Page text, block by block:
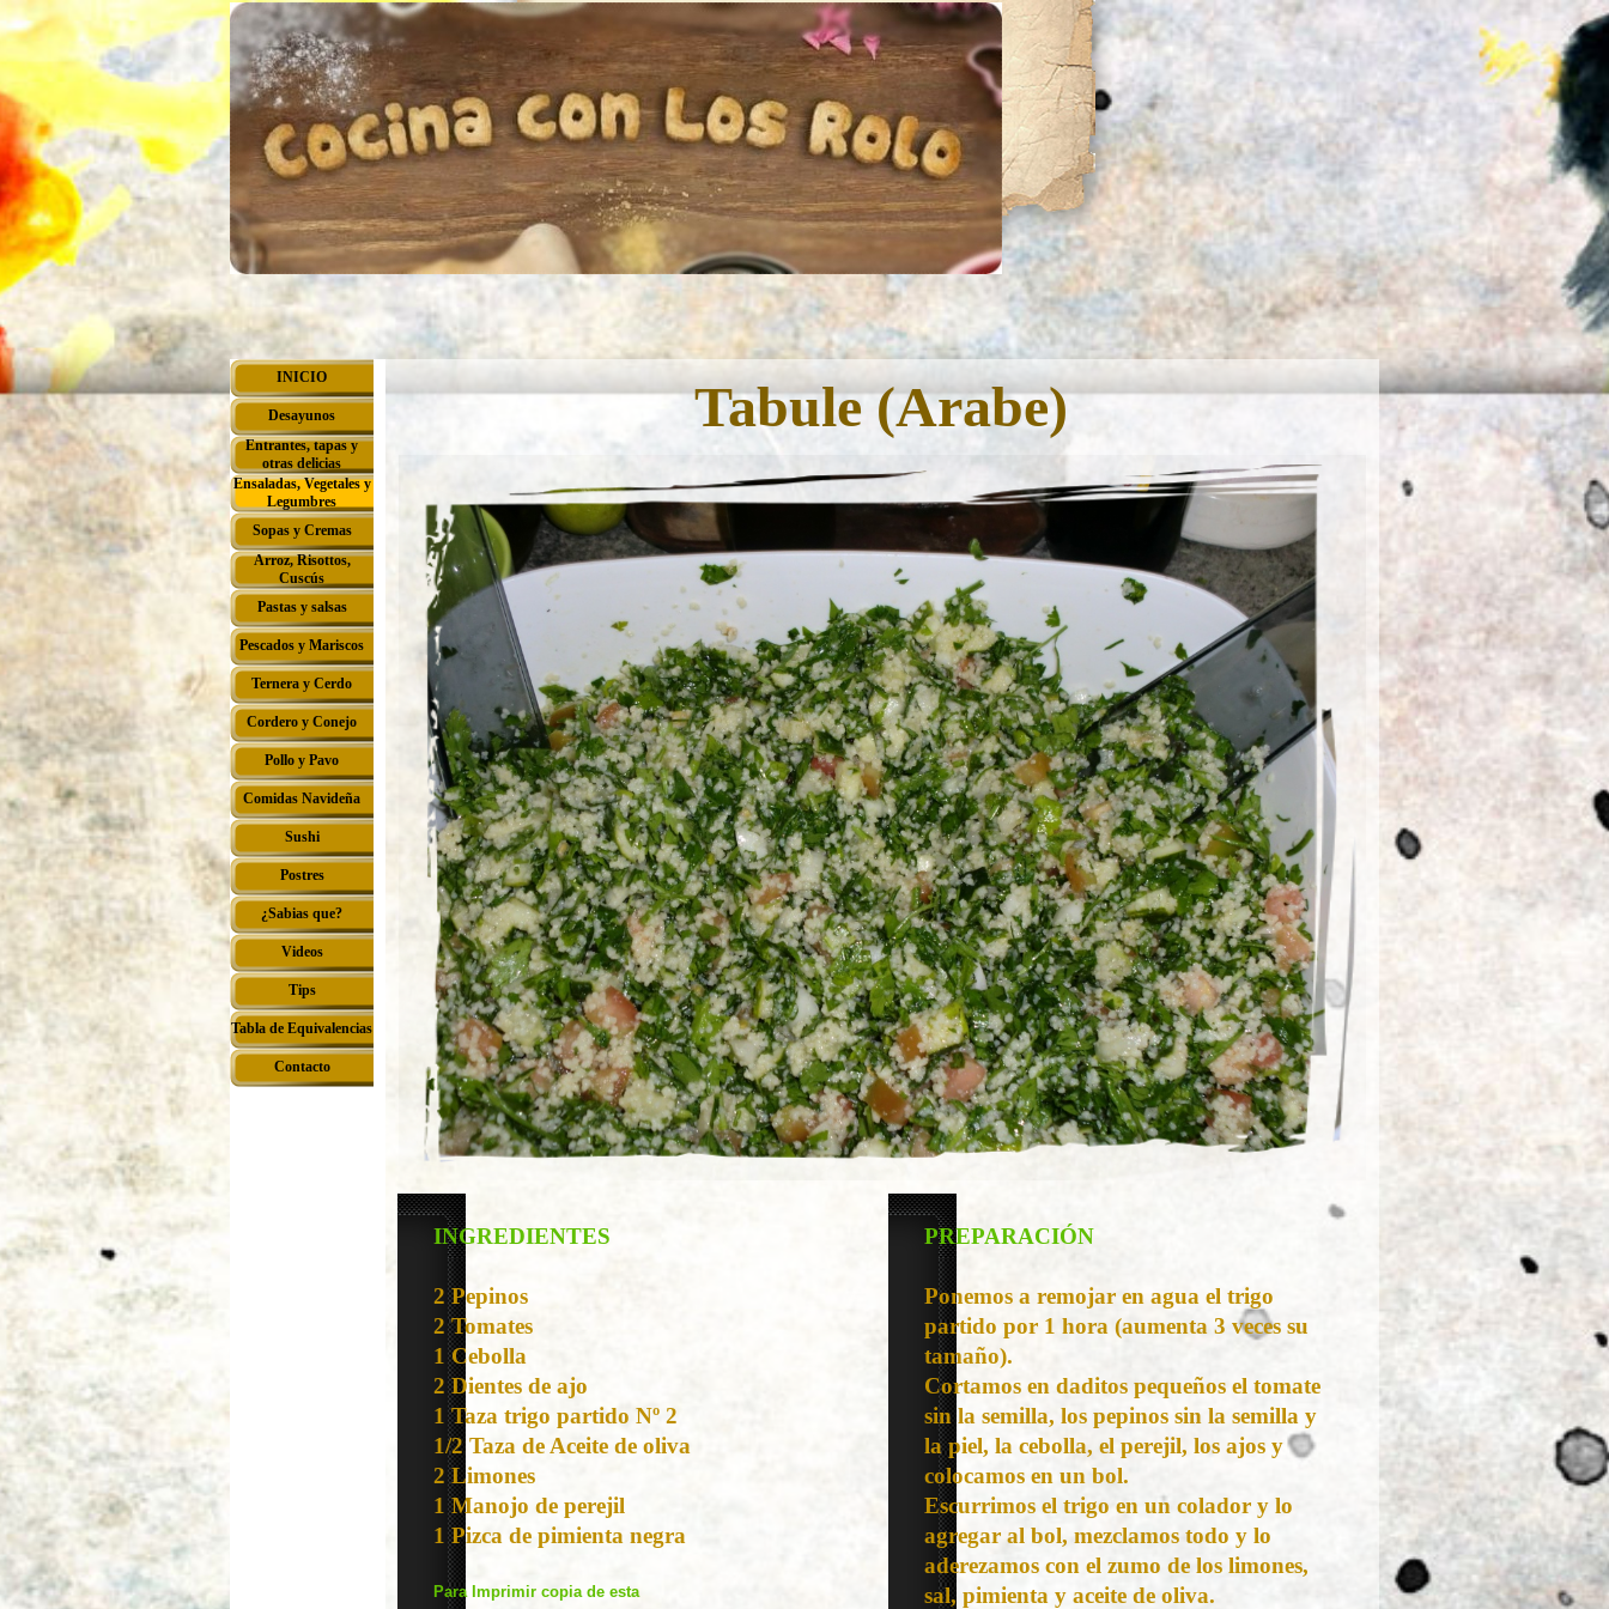
Vaya al Contenido
Saltar menú
INICIO
Desayunos
Entrantes, tapas y
otras delicias
Ensaladas, Vegetales y
Legumbres
Sopas y Cremas
▼
Arroz, Risottos,
Cuscús
▼
Pastas y salsas ▼
Pescados y Mariscos ▼
Ternera y Cerdo
Cordero y Conejo ▼
Pollo y Pavo ▼
Comidas Navideña ▼
Sushi ▼
Postres ▼
¿Sabias que? ▼
Videos
Tips
Tabla de Equivalencias
Contacto
Tabule (Arabe)
INGREDIENTES
2 Pepinos
2 Tomates
1 Cebolla
2 Dientes de ajo
1 Taza trigo partido Nº 2
1/2 Taza de Aceite de oliva
2 Limones
1 Manojo de perejil
1 Pizca de pimienta negra
Para Imprimir copia de esta
PREPARACIÓN
Ponemos a remojar en agua el trigo
partido por 1 hora (aumenta 3 veces su
tamaño).
Cortamos en daditos pequeños el tomate
sin la semilla, los pepinos sin la semilla y
la piel, la cebolla, el perejil, los ajos y
colocamos en un bol.
Escurrimos el trigo en un colador y lo
agregar al bol, mezclamos todo y lo
aderezamos con el zumo de los limones,
sal, pimienta y aceite de oliva.